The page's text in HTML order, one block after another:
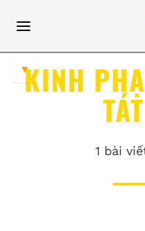
KINH
1 bài
▼